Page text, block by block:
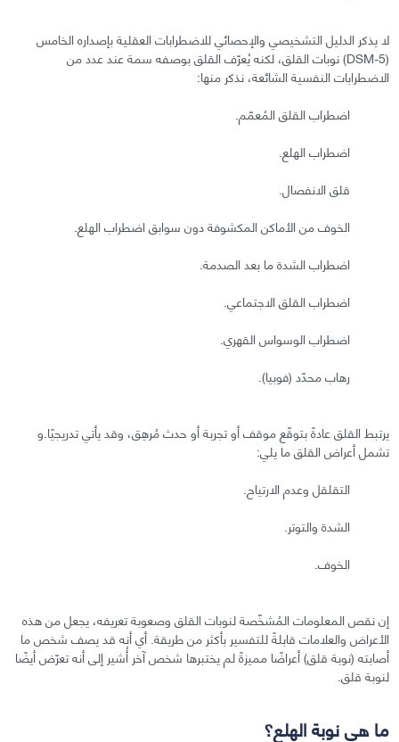
لا يذكر الدليل التشخيصي والإحصائي للاضطرابات العقلية بإصداره الخامس
(DSM-5) نوبات القلق، لكنه يُعرّف القلق بوصفه سمة عند عدد من
الاضطرابات النفسية الشائعة، نذكر منها:
اضطراب القلق المُعمّم.
اضطراب الهلع.
قلق الانفصال.
الخوف من الأماكن المكشوفة دون سوابق اضطراب الهلع.
اضطراب الشدة ما بعد الصدمة.
اضطراب القلق الاجتماعي.
اضطراب الوسواس القهري.
رهاب محدّد (فوبيا).
يرتبط القلق عادةً بتوقّع موقف أو تجربة أو حدث مُرهِق، وقد يأتي تدريجيًا.و
تشمل أعراض القلق ما يلي:
التقلقل وعدم الارتياح.
الشدة والتوتر.
الخوف.
إن نقص المعلومات المُشخّصة لنوبات القلق وصعوبة تعريفه، يجعل من هذه
الأعراض والعلامات قابلةً للتفسير بأكثر من طريقة. أي أنه قد يصف شخص ما
أصابته (نوبة قلق) أعراضًا مميزةً لم يختبرها شخص آخر أُشير إلى أنه تعرّض أيضًا
لنوبة قلق.
ما هي نوبة الهلع؟